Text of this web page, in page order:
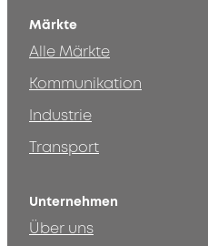
Märkte
Alle Märkte
Kommunikation
Industrie
Transport
Unternehmen
Über uns